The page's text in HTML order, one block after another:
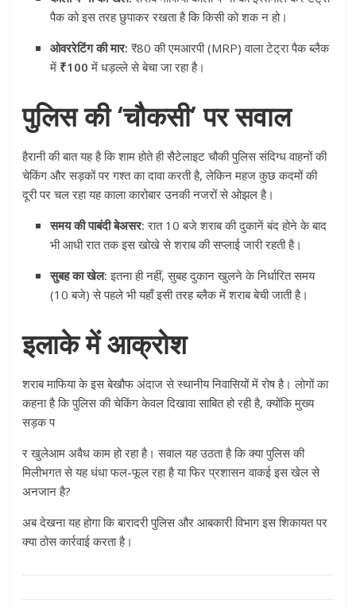
पैक को इस तरह छुपाकर रखता है कि किसी को शक न हो।
ओवररेटिंग की मार: ₹80 की एमआरपी (MRP) वाला टेट्रा पैक ब्लैक
में ₹100 में धड़ल्ले से बेचा जा रहा है।
पुलिस की ‘चौकसी’ पर सवाल
हैरानी की बात यह है कि शाम होते ही सैटेलाइट चौकी पुलिस संदिग्ध वाहनों की
चेकिंग और सड़कों पर गश्त का दावा करती है, लेकिन महज कुछ कदमों की
दूरी पर चल रहा यह काला कारोबार उनकी नजरों से ओझल है।
समय की पाबंदी बेअसर: रात 10 बजे शराब की दुकानें बंद होने के बाद
भी आधी रात तक इस खोखे से शराब की सप्लाई जारी रहती है।
सुबह का खेल: इतना ही नहीं, सुबह दुकान खुलने के निर्धारित समय
(10 बजे) से पहले भी यहाँ इसी तरह ब्लैक में शराब बेची जाती है।
इलाके में आक्रोश
शराब माफिया के इस बेखौफ अंदाज से स्थानीय निवासियों में रोष है। लोगों का
कहना है कि पुलिस की चेकिंग केवल दिखावा साबित हो रही है, क्योंकि मुख्य
सड़क प
र खुलेआम अवैध काम हो रहा है। सवाल यह उठता है कि क्या पुलिस की
मिलीभगत से यह धंधा फल-फूल रहा है या फिर प्रशासन वाकई इस खेल से
अनजान है?
अब देखना यह होगा कि बारादरी पुलिस और आबकारी विभाग इस शिकायत पर
क्या ठोस कार्रवाई करता है।